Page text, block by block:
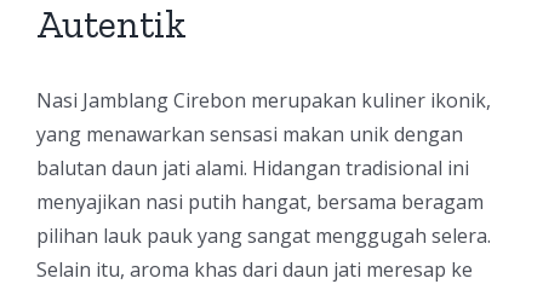
Autentik
Nasi Jamblang Cirebon merupakan kuliner ikonik,
yang menawarkan sensasi makan unik dengan
balutan daun jati alami. Hidangan tradisional ini
menyajikan nasi putih hangat, bersama beragam
pilihan lauk pauk yang sangat menggugah selera.
Selain itu, aroma khas dari daun jati meresap ke